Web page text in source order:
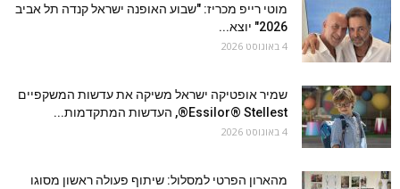
מוטי רייפ מכריז: "שבוע האופנה ישראל קנדה תל אביב
2026" יוצא...
4 באוגוסט 2026
שמיר אופטיקה ישראל משיקה את עדשות המשקפיים
Essilor® Stellest®, העדשות המתקדמות...
4 באוגוסט 2026
מהארון הפרטי למסלול: שיתוף פעולה ראשון מסוגו